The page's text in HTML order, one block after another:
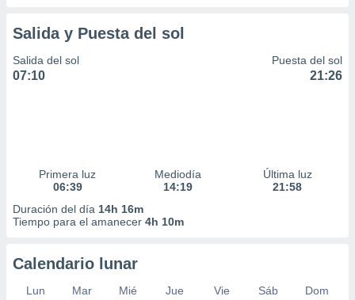
Salida y Puesta del sol
Salida del sol
07:10
Puesta del sol
21:26
Primera luz
06:39
Mediodía
14:19
Última luz
21:58
Duración del día 14h 16m
Tiempo para el amanecer 4h 10m
Calendario lunar
Lun Mar Mié Jue Vie Sáb
Dom